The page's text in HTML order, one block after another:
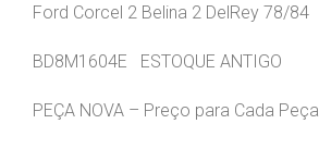
Ford Corcel 2 Belina 2 DelRey 78/84
BD8M1604E ESTOQUE ANTIGO
PEÇA NOVA – Preço para Cada Peça